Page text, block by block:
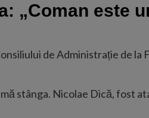
„Coman este
de Administrație de la
stânga. Nicolae Dică, fost